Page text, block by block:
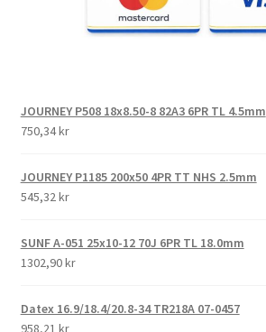
JOURNEY P508 18x8.50-8 82A3 6PR TL 4.5mm
750,34 kr
JOURNEY P1185 200x50 4PR TT NHS 2.5mm
545,32 kr
SUNF A-051 25x10-12 70J 6PR TL 18.0mm
1302,90 kr
Datex 16.9/18.4/20.8-34 TR218A 07-0457
958,21 kr